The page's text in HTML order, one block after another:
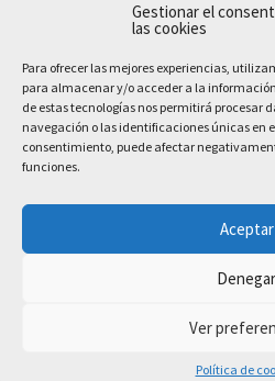
Gestionar el
las cookies
Para ofrecer las mejores experiencias,
para almacenar y/o acceder a la
de estas tecnologías nos permitirá procesar
navegación o las identificaciones únicas en
consentimiento, puede afectar
funciones.
Aceptar
Denegar
Ver
Política de
EL AYUNTAMIENTO
Plaza Mayor, 10
San Clemente, 16600, Cuenca
Teléfono: 969 300 003
Email Comunicación y Publicidad:
comunicacion@sanclemente.es
2023 © Ayuntamiento de San Clemente.